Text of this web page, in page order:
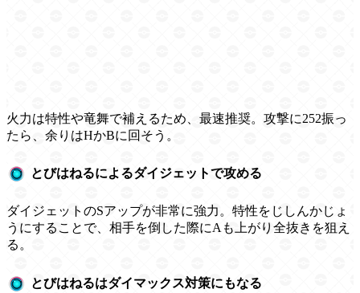
火力は特性や竜舞で補えるため、最速推奨。攻撃に252振っ
たら、余りはHかBに回そう。
とびはねるによるダイジェットで攻める
ダイジェットのSアップが非常に強力。特性をじしんかじょ
うにすることで、相手を倒した際にAも上がり全抜きを狙え
る。
とびはねるはダイマックス対策にもなる